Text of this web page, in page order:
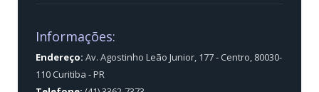
Informações:
Endereço: Av. Agostinho Leão Junior, 177 - Centro, 80030-
110 Curitiba - PR